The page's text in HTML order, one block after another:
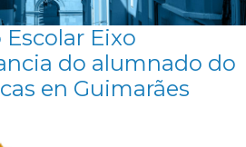
Eixo
do alumnado do
en Guimarães